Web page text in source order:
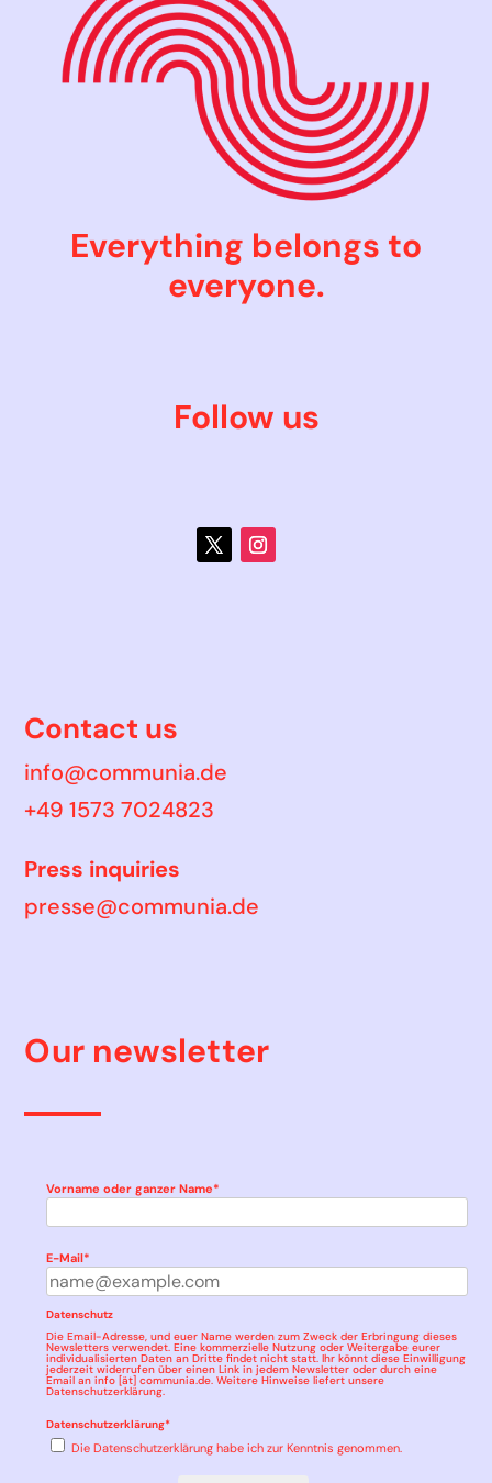
Everything belongs to
everyone.
Follow us
Contact us
info@communia.de
+49 1573 7024823
Press inquiries
presse@communia.de
Our newsletter
Vorname oder ganzer Name*
E-Mail*
Datenschutz
Die Email-Adresse, und euer Name werden zum Zweck der Erbringung dieses
Newsletters verwendet. Eine kommerzielle Nutzung oder Weitergabe eurer
individualisierten Daten an Dritte findet nicht statt. Ihr könnt diese Einwilligung
jederzeit widerrufen über einen Link in jedem Newsletter oder durch eine
Email an info [ät] communia.de. Weitere Hinweise liefert unsere
Datenschutzerklärung.
Datenschutzerklärung*
Die Datenschutzerklärung habe ich zur Kenntnis genommen.